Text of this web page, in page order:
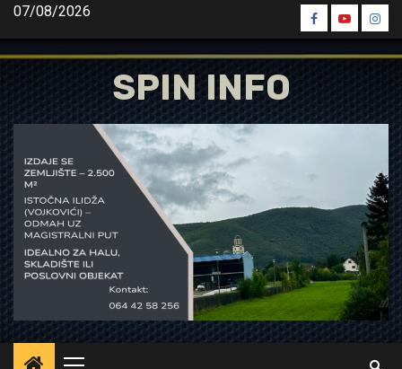
Skip
content
07/08/2026
Spin
Facebook
Spin
Youtube
Spin
SPIN INFO